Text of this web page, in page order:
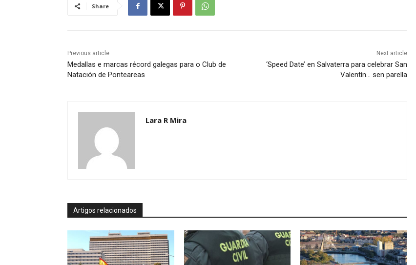
Share
Previous article
Medallas e marcas récord galegas para o Club de
Natación de Ponteareas
Next article
‘Speed Date’ en Salvaterra para celebrar San
Valentín… sen parella
Lara R Mira
Artigos relacionados